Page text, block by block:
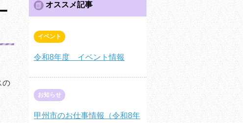
の
オススメ記事
イベント
令和8年度 イベント情報
お知らせ
甲州市のお仕事情報（令和8年